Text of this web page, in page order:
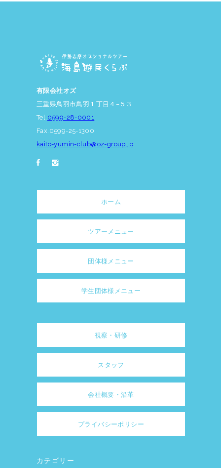
有限会社オズ
三重県鳥羽市鳥羽１丁目４−５３
Tel. 0599-28-0001
Fax.0599-25-1300
kaito-yumin-club@oz-group.jp
ホーム
ツアーメニュー
団体様メニュー
学生団体様メニュー
視察・研修
スタッフ
会社概要・沿革
プライバシーポリシー
カテゴリー